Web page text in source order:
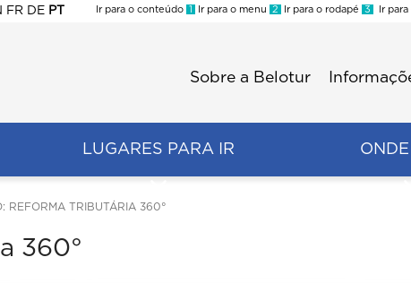
FR DE PT
Ir para o conteúdo 1 Ir para o menu 2 Ir para o rodapé 3 Ir para
Sobre a Belotur
LUGARES PARA IR
REFORMA TRIBUTÁRIA 360°
360°